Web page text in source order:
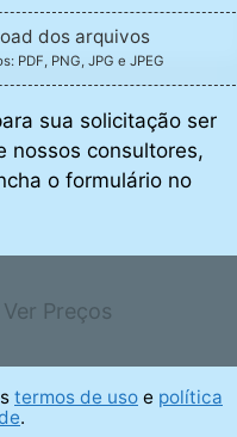
dos arquivos
PDF, PNG, JPG e JPEG
sua solicitação ser
nossos consultores,
o formulário no
Ver Preços
termos de uso e política
.